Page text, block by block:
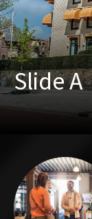
Slide A